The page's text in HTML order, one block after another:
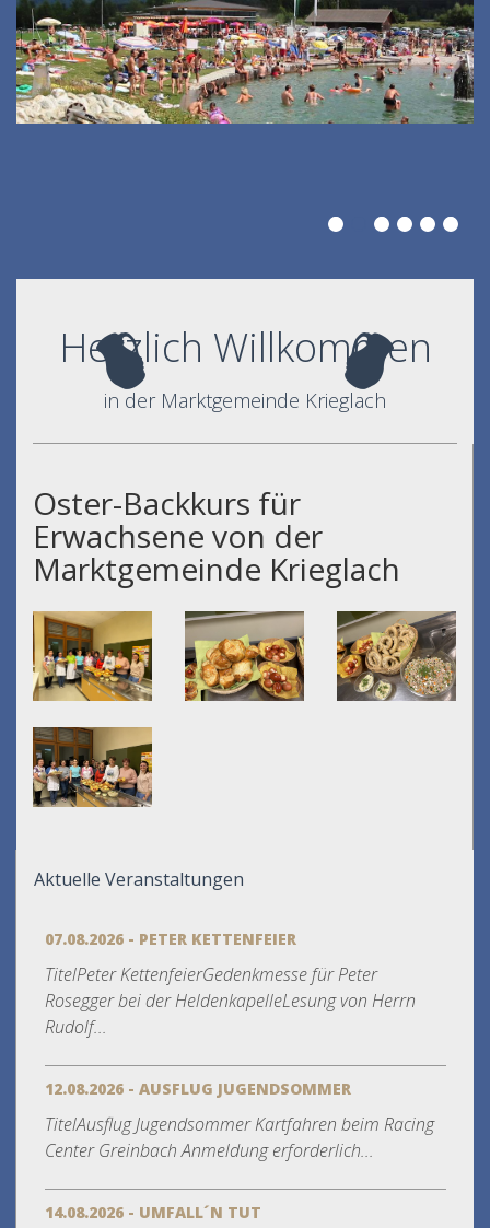
Herzlich Willkommen
in der Marktgemeinde Krieglach
Oster-Backkurs für
Erwachsene von der
Marktgemeinde Krieglach
Aktuelle Veranstaltungen
07.08.2026 - PETER KETTENFEIER
TitelPeter KettenfeierGedenkmesse für Peter
Rosegger bei der HeldenkapelleLesung von Herrn
Rudolf...
12.08.2026 - AUSFLUG JUGENDSOMMER
TitelAusflug Jugendsommer Kartfahren beim Racing
Center Greinbach Anmeldung erforderlich...
14.08.2026 - UMFALL´N TUT